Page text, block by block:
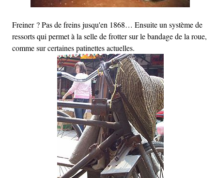
Freiner ? Pas de freins jusqu'en 1868… Ensuite un système de
ressorts qui permet à la selle de frotter sur le bandage de la roue,
comme sur certaines patinettes actuelles.